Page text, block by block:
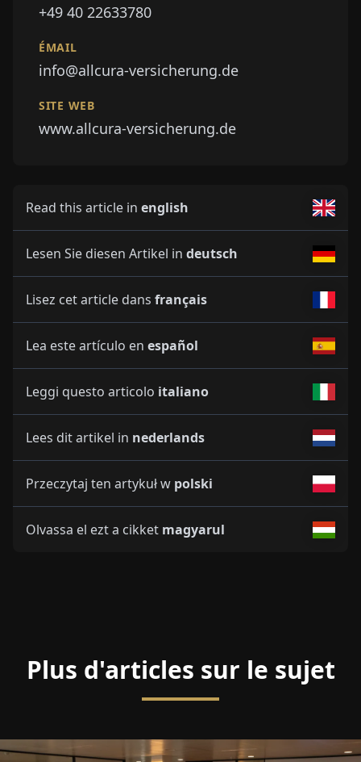
+49 40 22633780
ÉMAIL
info@allcura-versicherung.de
SITE WEB
www.allcura-versicherung.de
Read this article in english
Lesen Sie diesen Artikel in deutsch
Lisez cet article dans français
Lea este artículo en español
Leggi questo articolo italiano
Lees dit artikel in nederlands
Przeczytaj ten artykuł w polski
Olvassa el ezt a cikket magyarul
Plus d'articles sur le sujet